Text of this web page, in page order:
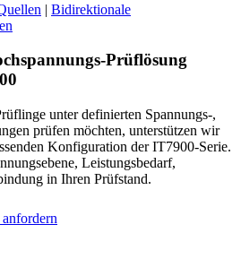
| Bidirektionale
Prüflösung
unter definierten Spannungs-,
prüfen möchten, unterstützen wir
Konfiguration der IT7900-Serie.
Leistungsbedarf,
in Ihren Prüfstand.